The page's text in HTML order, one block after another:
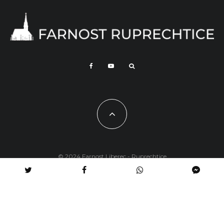
© 2024 Farnost Liberec - Ruprechtice